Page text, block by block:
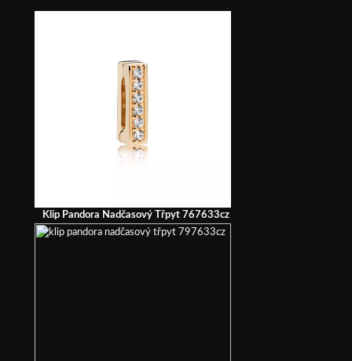
Klip Pandora Nadčasový Třpyt 767633cz